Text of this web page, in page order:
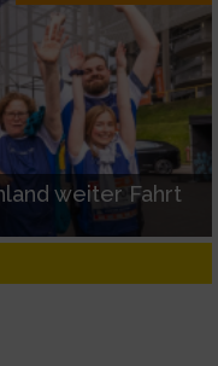
weiter Fahrt